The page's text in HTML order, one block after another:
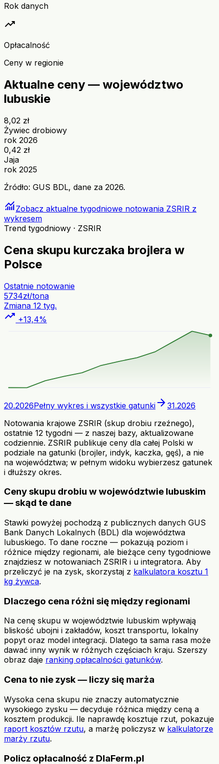
Rok danych
trending_up
Opłacalność
Ceny w regionie
Aktualne ceny — województwo
lubuskie
8,02 zł
Żywiec drobiowy
rok 2026
0,42 zł
Jaja
rok 2025
Źródło: GUS BDL, dane za 2026.
monitoring Zobacz aktualne tygodniowe notowania ZSRIR z
wykresem
Trend tygodniowy · ZSRIR
Cena skupu kurczaka brojlera w
Polsce
Ostatnie notowanie
5734zł/tona
Zmiana 12 tyg.
trending_up +13,4%
20.2026Pełny wykres i wszystkie gatunki arrow_forward 31.2026
Notowania krajowe ZSRIR (skup drobiu rzeźnego),
ostatnie 12 tygodni — z naszej bazy, aktualizowane
codziennie. ZSRIR publikuje ceny dla całej Polski w
podziale na gatunki (brojler, indyk, kaczka, gęś), a nie
na województwa; w pełnym widoku wybierzesz gatunek
i dłuższy okres.
Ceny skupu drobiu w województwie lubuskim
— skąd te dane
Stawki powyżej pochodzą z publicznych danych GUS
Bank Danych Lokalnych (BDL) dla województwa
lubuskiego. To dane roczne — pokazują poziom i
różnice między regionami, ale bieżące ceny tygodniowe
znajdziesz w notowaniach ZSRIR i u integratora. Aby
przeliczyć je na zysk, skorzystaj z kalkulatora kosztu 1
kg żywca.
Dlaczego cena różni się między regionami
Na cenę skupu w województwie lubuskim wpływają
bliskość ubojni i zakładów, koszt transportu, lokalny
popyt oraz model integracji. Dlatego ta sama rasa może
dawać inny wynik w różnych częściach kraju. Szerszy
obraz daje ranking opłacalności gatunków.
Cena to nie zysk — liczy się marża
Wysoka cena skupu nie znaczy automatycznie
wysokiego zysku — decyduje różnica między ceną a
kosztem produkcji. Ile naprawdę kosztuje rzut, pokazuje
raport kosztów rzutu, a marżę policzysz w kalkulatorze
marży rzutu.
Policz opłacalność z DlaFerm.pl